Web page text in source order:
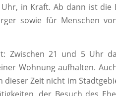
Uhr, in Kraft. Ab dann ist die
sowie für Menschen
Zwischen 21 und 5 Uhr
Wohnung aufhalten.
dieser Zeit nicht im